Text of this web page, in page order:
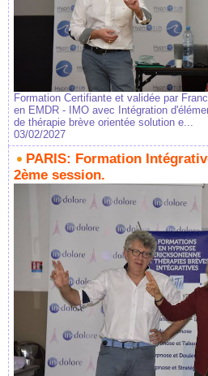
Formation Certifiante et validée par
en EMDR - IMO avec Intégration
de thérapie brève orientée solution e...
03/02/2027
PARIS: Formation
2ème session.